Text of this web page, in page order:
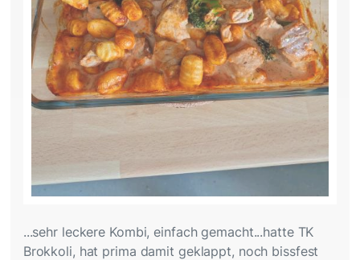
...sehr leckere Kombi, einfach gemacht...hatte TK
Brokkoli, hat prima damit geklappt, noch bissfest